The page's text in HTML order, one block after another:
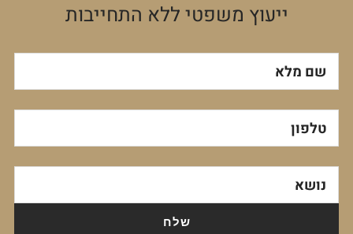
ייעוץ משפטי ללא התחייבות
שם מלא
טלפון
נושא